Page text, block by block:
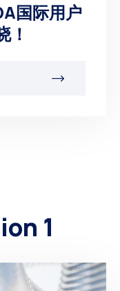
国际用户
！
1